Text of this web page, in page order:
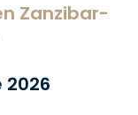
Zanzibar-
2026